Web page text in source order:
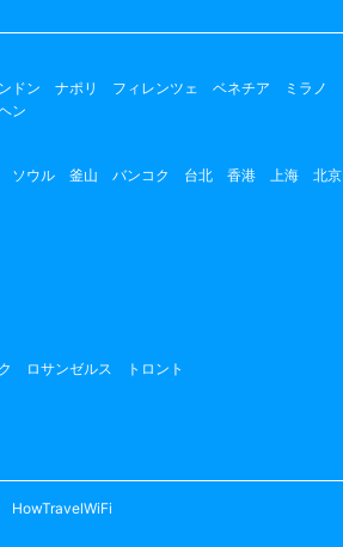
ドン ナポリ フィレンツェ ベネチア ミラノ
ン
ソウル 釜山 バンコク 台北 香港 上海 北京
ロサンゼルス トロント
HowTravelWiFi